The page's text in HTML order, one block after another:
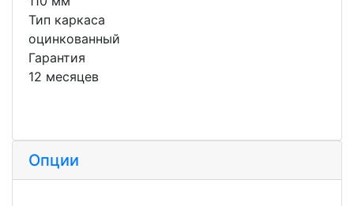
Тип каркаса
оцинкованный
Гарантия
12 месяцев
Опции